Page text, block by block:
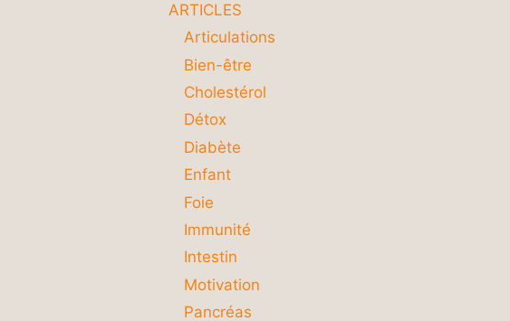
ARTICLES
Articulations
Bien-être
Cholestérol
Détox
Diabète
Enfant
Foie
Immunité
Intestin
Motivation
Pancréas